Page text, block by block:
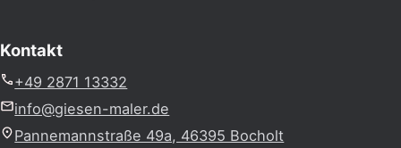
Kontakt
+49 2871 13332
info@giesen-maler.de
Pannemannstraße 49a, 46395 Bocholt